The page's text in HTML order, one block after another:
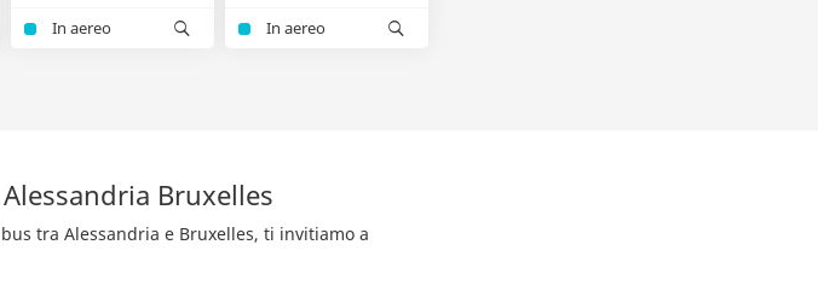
In aereo
In aereo
Bruxelles
tra Alessandria e Bruxelles, ti invitiamo a